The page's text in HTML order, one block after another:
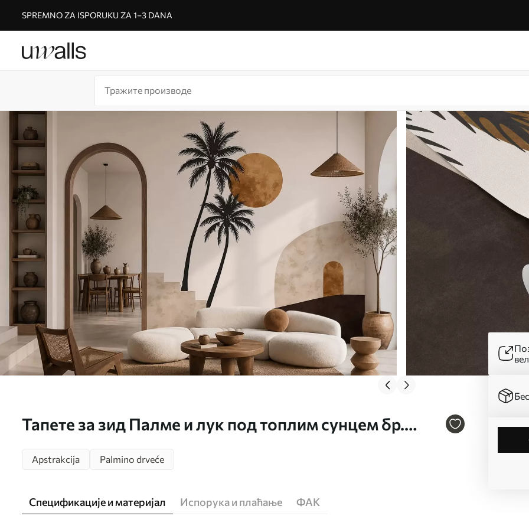
SPREMNO ZA ISPORUKU ZA 1–3 DANA
Тапете за зид Палме и лук под топлим сунцем бр.
Apstrakcija Palmino drveće
Спецификације и материјал Испорука и плаћање ФАК